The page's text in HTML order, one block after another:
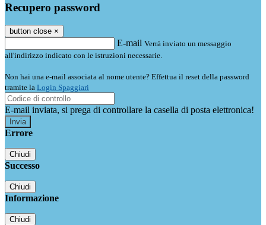
Recupero password
button close ×
E-mail Verrà inviato un messaggio
all'indirizzo indicato con le istruzioni necessarie.
Non hai una e-mail associata al nome utente? Effettua il reset della password
tramite la Login Spaggiari
E-mail inviata, si prega di controllare la casella di posta elettronica!
Errore
Chiudi
Successo
Chiudi
Informazione
Chiudi